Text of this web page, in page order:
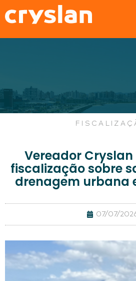
Vereador
fiscalização sobre
drenagem urbana
07/07/